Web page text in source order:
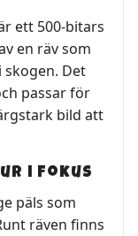
ett 500-bitars
en räv som
Det
passar för
bild att
i fokus
päls som
räven finns